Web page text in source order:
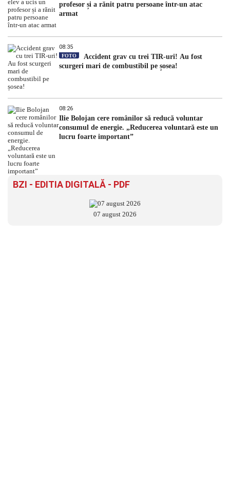
profesor și a rănit patru persoane într-un atac
armat
08:35
FOTO
Accident grav cu trei TIR-uri! Au fost
scurgeri mari de combustibil pe șosea!
08:26
Ilie Bolojan cere românilor să reducă voluntar
consumul de energie. „Reducerea voluntară este un
lucru foarte important”
BZI - EDITIA DIGITALĂ - PDF
07 august 2026